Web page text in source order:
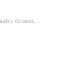
с белым;...